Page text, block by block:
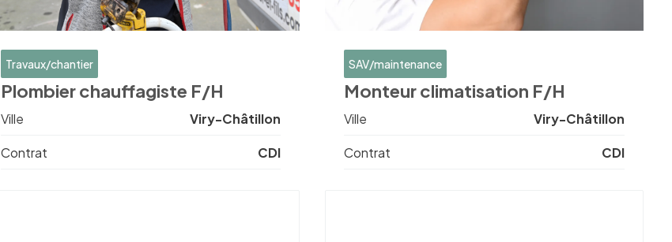
Travaux/chantier
Plombier chauffagiste F/H
Ville Viry-Châtillon
Contrat CDI
SAV/maintenance
Monteur climatisation F/H
Ville Viry-Châtillon
Contrat CDI